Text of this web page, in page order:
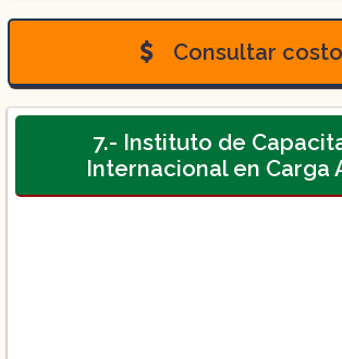
Piloto Aviador Privado:
Piloto Aviador Comercial de
Consultar
7.- Instituto de
Internacional en Carga